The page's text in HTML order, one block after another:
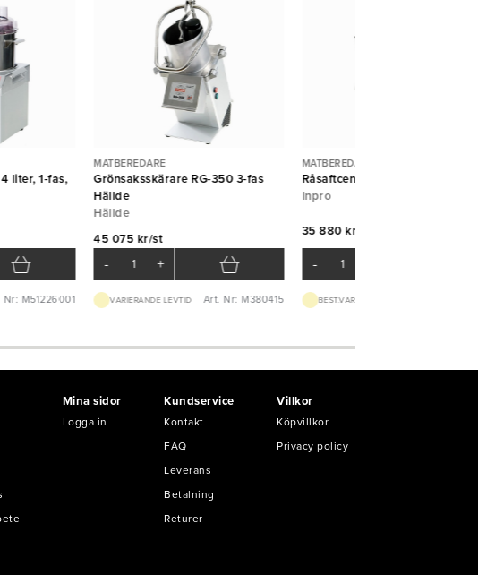
liter, 1-fas,
Nr: M51226001
MATBEREDARE
Grönsaksskärare RG-350 3-fas
Hällde
Hällde
45 075 kr/st
- +
VARIERANDE LEVTID Art. Nr: M380415
MATBEREDARE
Råsaftcentrifug 68 Santos
Inpro
35 880 kr/st
-
BEST.VARA 3-5D
Mina sidor
Logga in
Kundservice
Kontakt
FAQ
Leverans
Betalning
Returer
Villkor
Köpvillkor
Privacy policy